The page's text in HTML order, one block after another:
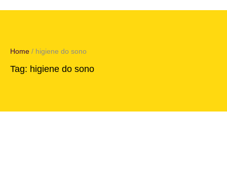
Home / higiene do sono
Tag: higiene do sono